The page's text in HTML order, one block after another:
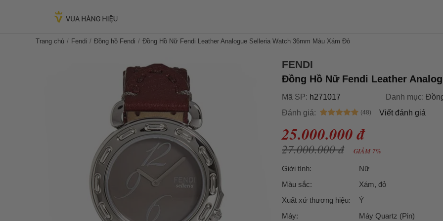
Trang chủ Fendi Đồng hồ Fendi Đồng Hồ Nữ Fendi Leather Analogue Selleria Watch 36mm Màu Xám Đỏ
FENDI
Đồng Hồ Nữ Fendi Leather
Mã SP: h271017 Danh mục:
Đánh giá:
Viết đánh giá
25.000.000 đ
27.000.000 đ GIẢM 7%
Giới tính:
Nữ
Màu sắc:
Xám, đỏ
Xuất xứ thương hiệu:
Ý
Máy:
Máy Quartz (Pin)